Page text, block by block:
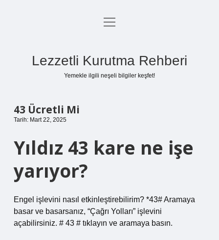
Anasayfa
menüyü
Lezzetli Kurutma Rehberi
Yemekle ilgili neşeli bilgiler keşfet!
43 Ücretli Mi
Tarih: Mart 22, 2025
Yıldız 43 kare ne işe
yarıyor?
Engel işlevini nasıl etkinleştirebilirim? *43# Aramaya
basar ve basarsanız, “Çağrı Yolları” işlevini
açabilirsiniz. # 43 # tıklayın ve aramaya basın.